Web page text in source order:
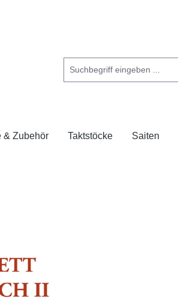
& Zubehör Taktstöcke Saiten